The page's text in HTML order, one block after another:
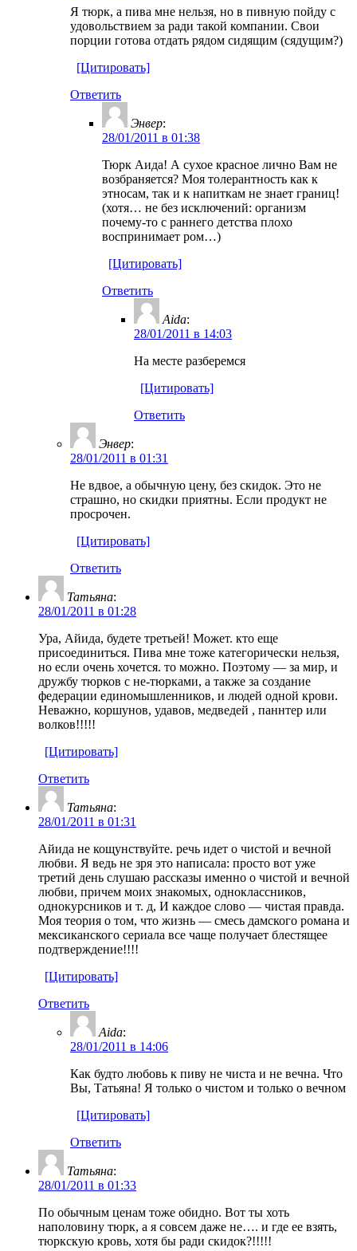
Я тюрк, а пива мне нельзя, но в пивную пойду с
удовольствием за ради такой компании. Свои
порции готова отдать рядом сидящим (сядущим?)
[Цитировать]
Ответить
Энвер:
28/01/2011 в 01:38
Тюрк Аида! А сухое красное лично Вам не
возбраняется? Моя толерантность как к
этносам, так и к напиткам не знает границ!
(хотя… не без исключений: организм
почему-то с раннего детства плохо
воспринимает ром…)
[Цитировать]
Ответить
Aida:
28/01/2011 в 14:03
На месте разберемся
[Цитировать]
Ответить
Энвер:
28/01/2011 в 01:31
Не вдвое, а обычную цену, без скидок. Это не
страшно, но скидки приятны. Если продукт не
просрочен.
[Цитировать]
Ответить
Татьяна:
28/01/2011 в 01:28
Ура, Айида, будете третьей! Может. кто еще
присоединиться. Пива мне тоже категорически нельзя,
но если очень хочется. то можно. Поэтому — за мир, и
дружбу тюрков с не-тюрками, а также за создание
федерации единомышленников, и людей одной крови.
Неважно, коршунов, удавов, медведей , паннтер или
волков!!!!!
[Цитировать]
Ответить
Татьяна:
28/01/2011 в 01:31
Айида не кощунствуйте. речь идет о чистой и вечной
любви. Я ведь не зря это написала: просто вот уже
третий день слушаю рассказы именно о чистой и вечной
любви, причем моих знакомых, одноклассников,
однокурсников и т. д, И каждое слово — чистая правда.
Моя теория о том, что жизнь — смесь дамского романа и
мексиканского сериала все чаще получает блестящее
подтверждение!!!!
[Цитировать]
Ответить
Aida:
28/01/2011 в 14:06
Как будто любовь к пиву не чиста и не вечна. Что
Вы, Татьяна! Я только о чистом и только о вечном
[Цитировать]
Ответить
Татьяна:
28/01/2011 в 01:33
По обычным ценам тоже обидно. Вот ты хоть
наполовину тюрк, а я совсем даже не…. и где ее взять,
тюркскую кровь, хотя бы ради скидок?!!!!!